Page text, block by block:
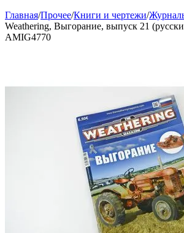
Главная/Прочее/Книги и чертежи/
Weathering, Выгорание, выпуск 21
AMIG4770